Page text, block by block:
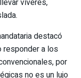
destacó
responder a los
por
no es un lujo